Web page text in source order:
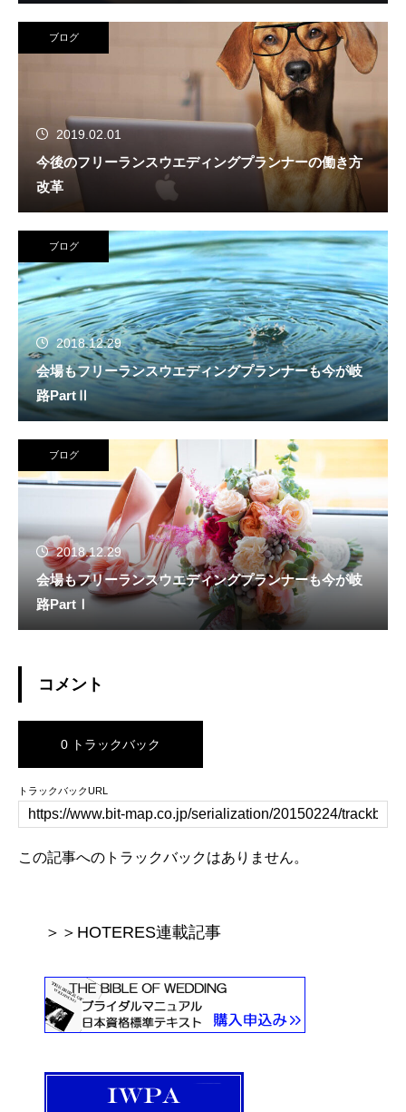
ブログ
2019.02.01
今後のフリーランスウエディングプランナーの働き方
改革
ブログ
2018.12.29
会場もフリーランスウエディングプランナーも今が岐
路PartⅡ
ブログ
2018.12.29
会場もフリーランスウエディングプランナーも今が岐
路PartⅠ
コメント
0 トラックバック
トラックバックURL
この記事へのトラックバックはありません。
＞＞HOTERES連載記事